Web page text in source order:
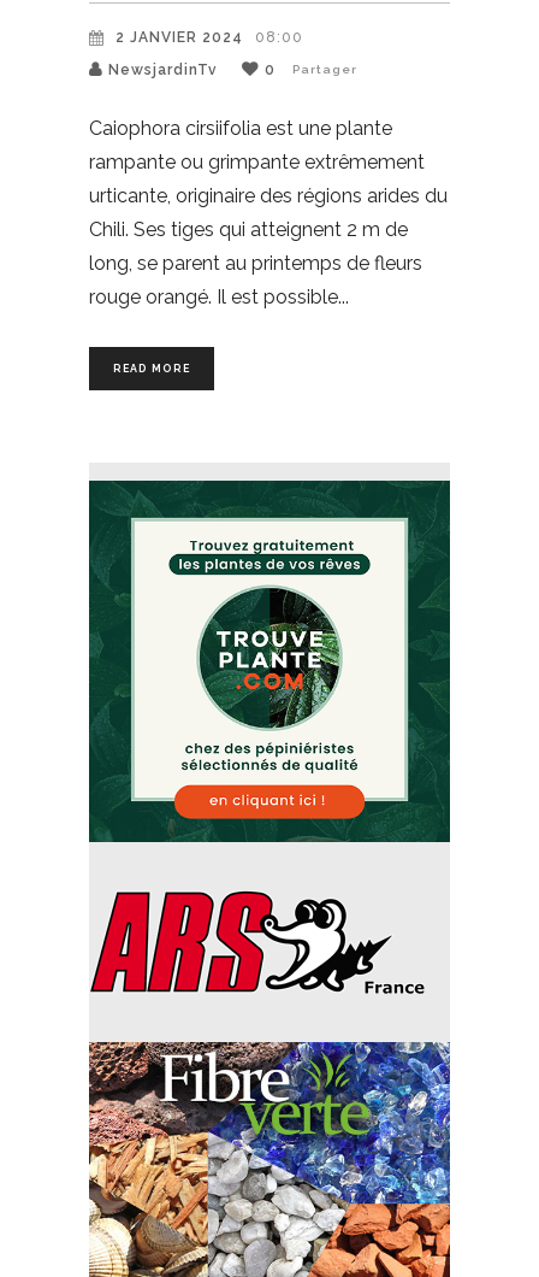
2 JANVIER 2024
08:00
NewsjardinTv
0 Partager
Caiophora cirsiifolia est une plante
rampante ou grimpante extrêmement
urticante, originaire des régions arides du
Chili. Ses tiges qui atteignent 2 m de
long, se parent au printemps de fleurs
rouge orangé. Il est possible
READ MORE